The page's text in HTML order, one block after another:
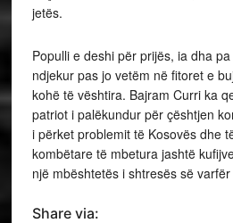
jetës.
Populli e deshi për prijës, ia dha
ndjekur pas jo vetëm në fitoret e
kohë të vështira. Bajram Curri ka
patriot i palëkundur për çështjen
i përket problemit të Kosovës dhe
kombëtare të mbetura jashtë
një mbështetës i shtresës së
Share via: